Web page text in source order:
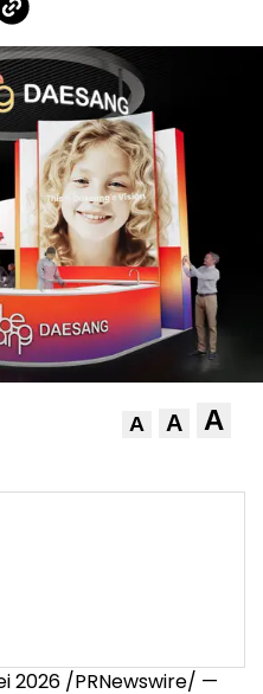
A A A
2026 /PRNewswire/ —